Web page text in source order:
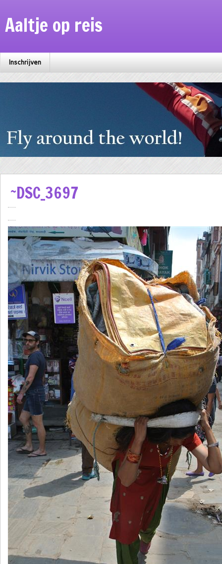
Aaltje op reis
Inschrijven
~DSC_3697